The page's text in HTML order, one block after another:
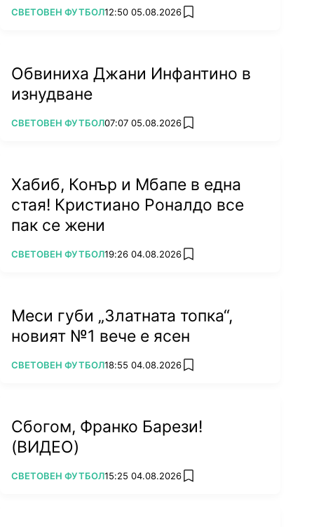
ПОВЕЧЕ ОТ
СВЕТОВЕН ФУТБОЛ12:50 05.08.2026 add favorites
Обвиниха Джани Инфантино в
изнудване
ПОВЕЧЕ ОТ
СВЕТОВЕН ФУТБОЛ07:07 05.08.2026 add favorites
Хабиб, Конър и Мбапе в една
стая! Кристиано Роналдо все
пак се жени
ПОВЕЧЕ ОТ
СВЕТОВЕН ФУТБОЛ19:26 04.08.2026 add favorites
Меси губи „Златната топка“,
новият №1 вече е ясен
ПОВЕЧЕ ОТ
СВЕТОВЕН ФУТБОЛ18:55 04.08.2026 add favorites
Сбогом, Франко Барези!
(ВИДЕО)
ПОВЕЧЕ ОТ
СВЕТОВЕН ФУТБОЛ15:25 04.08.2026 add favorites